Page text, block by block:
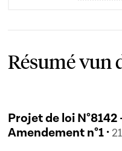
Résumé vun
Projet de loi N°8142
Amendement n°1 ·